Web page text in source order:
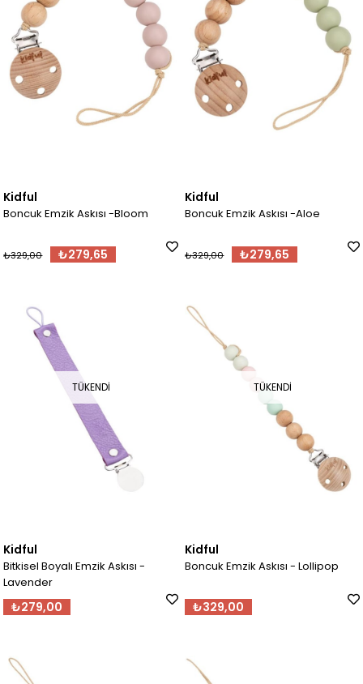
Kidful
Boncuk Emzik Askısı -Bloom
₺279,65
₺329,00
Kidful
Boncuk Emzik Askısı -Aloe
₺279,65
₺329,00
TÜKENDI
Kidful
Bitkisel Boyalı Emzik Askısı -
Lavender
₺279,00
TÜKENDI
Kidful
Boncuk Emzik Askısı - Lollipop
₺329,00